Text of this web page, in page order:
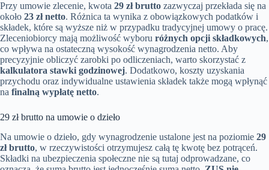
Przy umowie zlecenie, kwota 29 zł brutto zazwyczaj przekłada się na
około 23 zł netto. Różnica ta wynika z obowiązkowych podatków i
składek, które są wyższe niż w przypadku tradycyjnej umowy o pracę.
Zleceniobiorcy mają możliwość wyboru różnych opcji składkowych,
co wpływa na ostateczną wysokość wynagrodzenia netto. Aby
precyzyjnie obliczyć zarobki po odliczeniach, warto skorzystać z
kalkulatora stawki godzinowej. Dodatkowo, koszty uzyskania
przychodu oraz indywidualne ustawienia składek także mogą wpłynąć
na finalną wypłatę netto.
29 zł brutto na umowie o dzieło
Na umowie o dzieło, gdy wynagrodzenie ustalone jest na poziomie 29
zł brutto, w rzeczywistości otrzymujesz całą tę kwotę bez potrąceń.
Składki na ubezpieczenia społeczne nie są tutaj odprowadzane, co